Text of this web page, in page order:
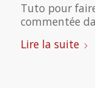
Tuto pour
commentée
Lire la suite